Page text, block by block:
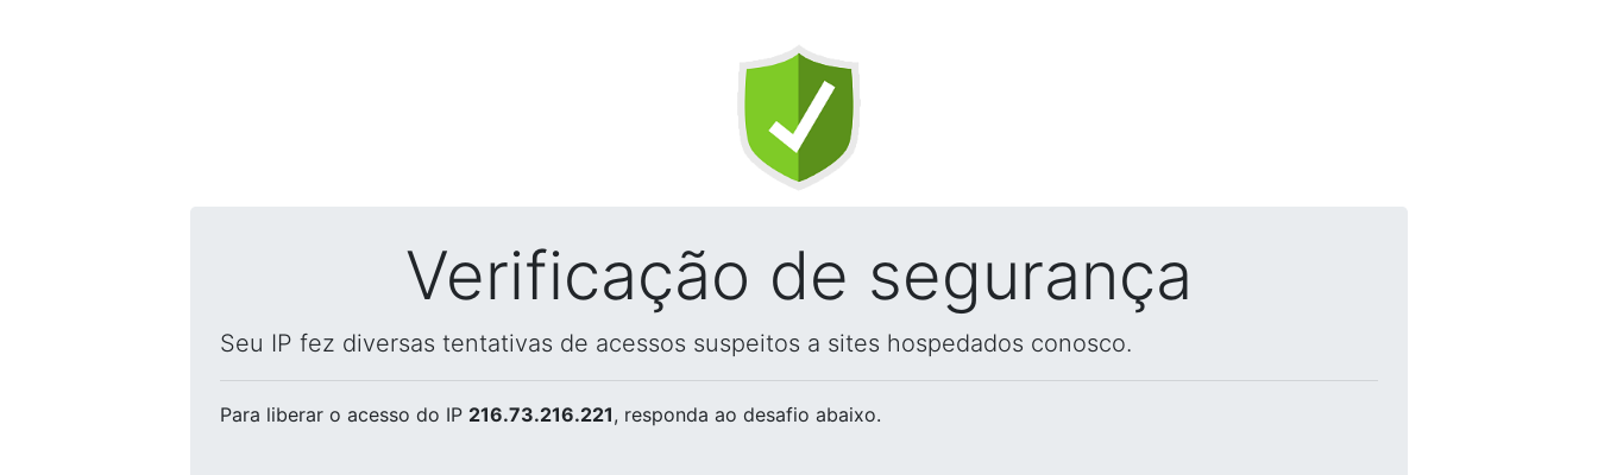
Verificação de segurança
Seu IP fez diversas tentativas de acessos suspeitos a sites hospedados conosco.
Para liberar o acesso do IP 216.73.216.221, responda ao desafio abaixo.